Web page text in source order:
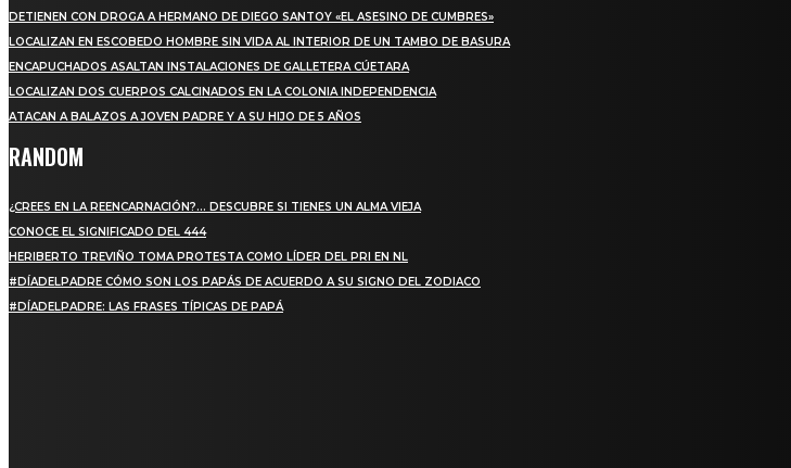
DETIENEN CON DROGA A HERMANO DE DIEGO SANTOY «EL ASESINO DE CUMBRES»
LOCALIZAN EN ESCOBEDO HOMBRE SIN VIDA AL INTERIOR DE UN TAMBO DE BASURA
ENCAPUCHADOS ASALTAN INSTALACIONES DE GALLETERA CÚETARA
LOCALIZAN DOS CUERPOS CALCINADOS EN LA COLONIA INDEPENDENCIA
ATACAN A BALAZOS A JOVEN PADRE Y A SU HIJO DE 5 AÑOS
RANDOM
¿CREES EN LA REENCARNACIÓN?… DESCUBRE SI TIENES UN ALMA VIEJA
CONOCE EL SIGNIFICADO DEL 444
HERIBERTO TREVIÑO TOMA PROTESTA COMO LÍDER DEL PRI EN NL
#DÍADELPADRE CÓMO SON LOS PAPÁS DE ACUERDO A SU SIGNO DEL ZODIACO
#DÍADELPADRE: LAS FRASES TÍPICAS DE PAPÁ